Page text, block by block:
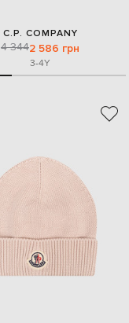
C.P. COMPANY
4 3442 586 грн
3-4Y